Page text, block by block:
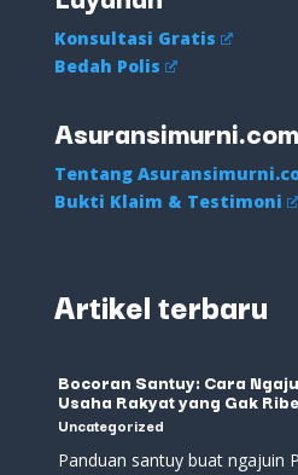
Konsultasi Gratis
Bedah Polis
Asuransimurni.com
Tentang
Bukti Klaim & Testimoni
Artikel terbaru
Bocoran Santuy: Cara
Usaha Rakyat yang Gak
Uncategorized
Panduan santuy buat ngajuin